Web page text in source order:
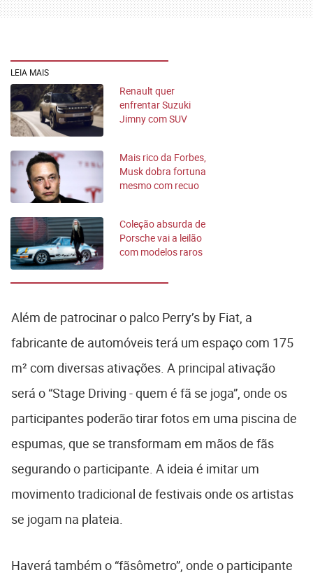
LEIA MAIS
Renault quer
enfrentar Suzuki
Jimny com SUV
Mais rico da Forbes,
Musk dobra fortuna
mesmo com recuo
Coleção absurda de
Porsche vai a leilão
com modelos raros
Além de patrocinar o palco Perry’s by Fiat, a
fabricante de automóveis terá um espaço com 175
m² com diversas ativações. A principal ativação
será o “Stage Driving - quem é fã se joga”, onde os
participantes poderão tirar fotos em uma piscina de
espumas, que se transformam em mãos de fãs
segurando o participante. A ideia é imitar um
movimento tradicional de festivais onde os artistas
se jogam na plateia.
Haverá também o “fãsômetro”, onde o participante